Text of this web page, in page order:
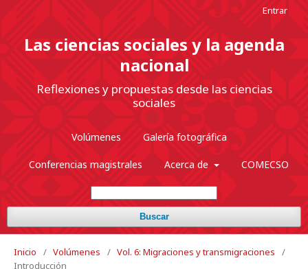
Las ciencias sociales y la agenda
nacional
Reflexiones y propuestas desde las ciencias
sociales
Volúmenes Galería fotográfica
Conferencias magistrales Acerca de COMECSO
Buscar
Entrar
Inicio / Volúmenes / Vol. 6: Migraciones y transmigraciones
/
Introducción